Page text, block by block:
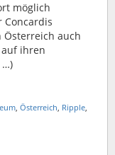
möglich
Concardis
auch
ihren
…)
, Österreich, Ripple,